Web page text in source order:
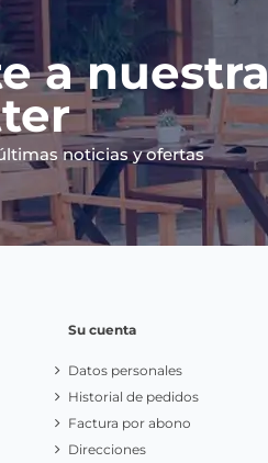
a nuestra
noticias y ofertas
Su cuenta
Datos personales
Historial de pedidos
Factura por abono
Direcciones